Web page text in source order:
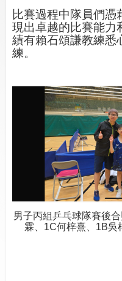
比賽過程中隊員們憑
現出卓越的比賽能力
績有賴石頌謙教練悉
練。
男子丙組乒乓球隊賽後
霖、 1C何梓熹、 1B吳